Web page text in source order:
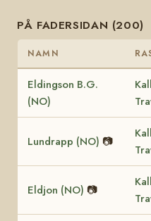
PÅ FADERSIDAN (200)
NAMN
Eldingson B.G.
(NO)
Lundrapp (NO) 📷
Eldjon (NO) 📷